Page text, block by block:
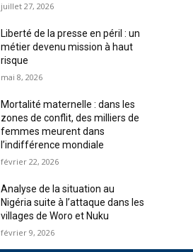
juillet 27, 2026
Liberté de la presse en péril : un
métier devenu mission à haut
risque
mai 8, 2026
Mortalité maternelle : dans les
zones de conflit, des milliers de
femmes meurent dans
l’indifférence mondiale
février 22, 2026
Analyse de la situation au
Nigéria suite à l’attaque dans les
villages de Woro et Nuku
février 9, 2026